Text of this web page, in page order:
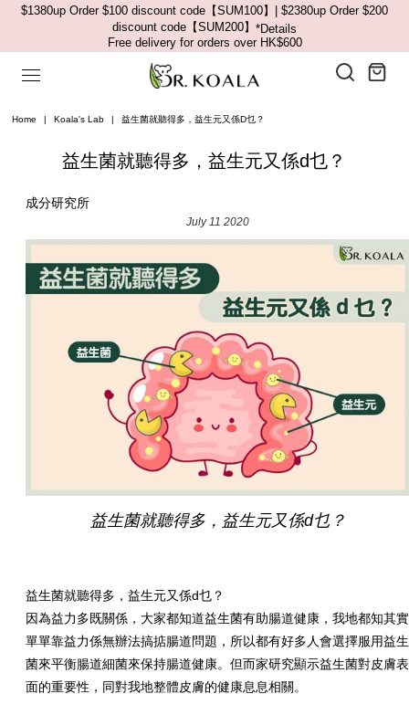
$1380up Order $100 discount code【SUM100】| $2380up Order $200
discount code【SUM200】 *Details
Free delivery for orders over HK$600
Home | Koala's Lab | 益生菌就聽得多，益生元又係D乜？
益生菌就聽得多，益生元又係d乜？
成分研究所
July 11 2020
益生菌就聽得多，益生元又係d乜？
益生菌就聽得多，益生元又係d乜？
因為益力多既關係，大家都知道益生菌有助腸道健康，我地都知其實
單單靠益力係無辦法搞掂腸道問題，所以都有好多人會選擇服用益生
菌來平衡腸道細菌來保持腸道健康。但而家研究顯示益生菌對皮膚表
面的重要性，同對我地整體皮膚的健康息息相關。